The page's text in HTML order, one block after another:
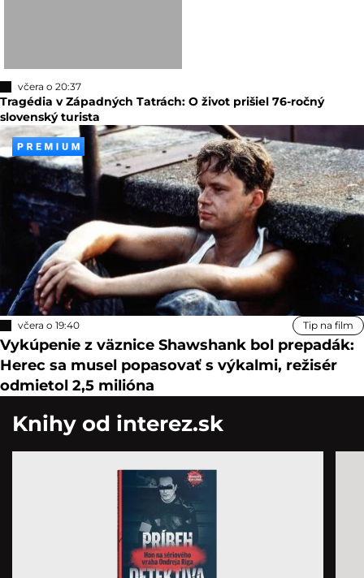
včera o 20:37
Tragédia v Západných Tatrách: O život prišiel 76-ročný
slovenský turista
včera o 19:40 Tip na film
Vykúpenie z väznice Shawshank bol prepadák:
Herec sa musel popasovať s výkalmi, režisér
odmietol 2,5 milióna
Knihy od interez.sk